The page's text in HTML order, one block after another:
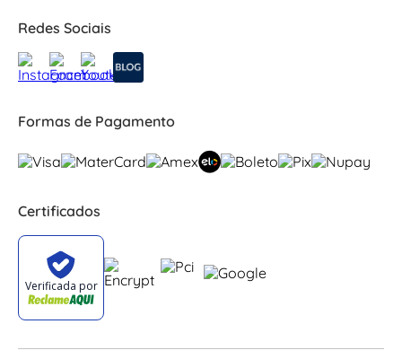
Redes Sociais
Formas de Pagamento
Certificados